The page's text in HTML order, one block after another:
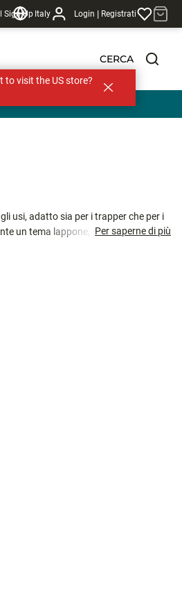
Sign Up Italy Login | Registrati
CERCA
usi, adatto sia per i trapper che per i
un tema lappone, mentre il motivo sul
e accetti di assumerti la piena
e di altre restrizioni.
Per saperne di più
to visit the US store?